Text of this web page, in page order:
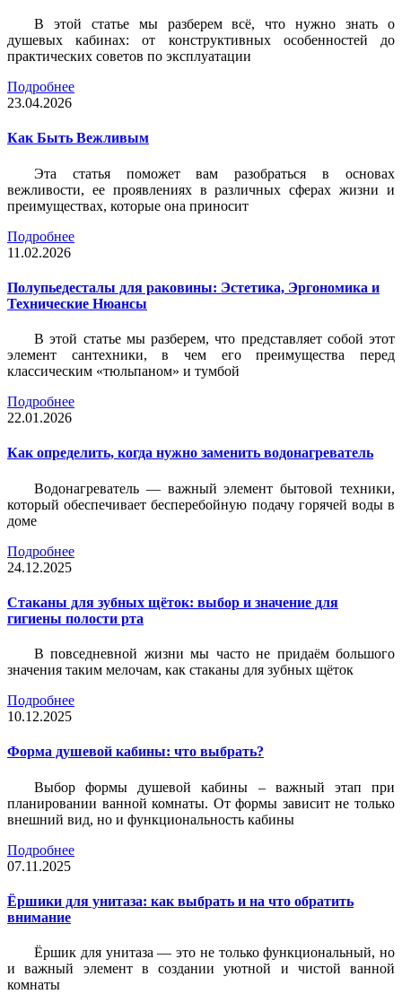
В этой статье мы разберем всё, что нужно знать о
душевых кабинах: от конструктивных особенностей до
практических советов по эксплуатации
Подробнее
23.04.2026
Как Быть Вежливым
Эта статья поможет вам разобраться в основах
вежливости, ее проявлениях в различных сферах жизни и
преимуществах, которые она приносит
Подробнее
11.02.2026
Полупьедесталы для раковины: Эстетика, Эргономика и
Технические Нюансы
В этой статье мы разберем, что представляет собой этот
элемент сантехники, в чем его преимущества перед
классическим «тюльпаном» и тумбой
Подробнее
22.01.2026
Как определить, когда нужно заменить водонагреватель
Водонагреватель — важный элемент бытовой техники,
который обеспечивает бесперебойную подачу горячей воды в
доме
Подробнее
24.12.2025
Стаканы для зубных щёток: выбор и значение для
гигиены полости рта
В повседневной жизни мы часто не придаём большого
значения таким мелочам, как стаканы для зубных щёток
Подробнее
10.12.2025
Форма душевой кабины: что выбрать?
Выбор формы душевой кабины – важный этап при
планировании ванной комнаты. От формы зависит не только
внешний вид, но и функциональность кабины
Подробнее
07.11.2025
Ёршики для унитаза: как выбрать и на что обратить
внимание
Ёршик для унитаза — это не только функциональный, но
и важный элемент в создании уютной и чистой ванной
комнаты